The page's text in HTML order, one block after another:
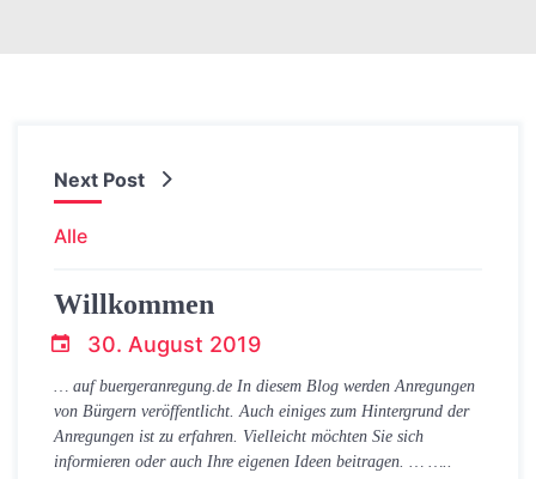
Next Post
Alle
Willkommen
blogger
30. August 2019
… auf buergeranregung.de In diesem Blog werden Anregungen
von Bürgern veröffentlicht. Auch einiges zum Hintergrund der
Anregungen ist zu erfahren. Vielleicht möchten Sie sich
informieren oder auch Ihre eigenen Ideen beitragen. … …..